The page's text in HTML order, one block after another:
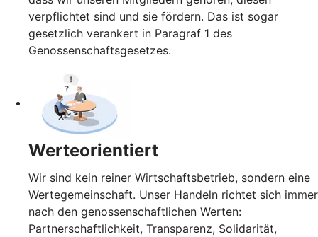
verpflichtet sind und sie fördern. Das ist sogar
gesetzlich verankert in Paragraf 1 des
Genossenschaftsgesetzes.
Werteorientiert
Wir sind kein reiner Wirtschaftsbetrieb, sondern eine
Wertegemeinschaft. Unser Handeln richtet sich immer
nach den genossenschaftlichen Werten:
Partnerschaftlichkeit, Transparenz, Solidarität,